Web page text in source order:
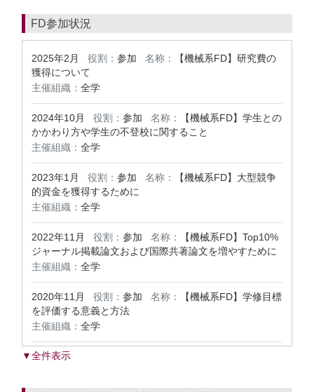
FD参加状況
2025年2月 役割： 参加 名称：
【機械系FD】研究費の
獲得について
主催組織： 全学
2024年10月 役割： 参加 名称：
【機械系FD】学生との
かかわり方や学生の不登校に関すること
主催組織： 全学
2023年1月 役割： 参加 名称：
【機械系FD】大型競争
的資金を獲得するために
主催組織： 全学
2022年11月 役割： 参加 名称：
【機械系FD】Top10%
ジャーナル掲載論文および国際共著論文を増やすために
主催組織： 全学
2020年11月 役割： 参加 名称：
【機械系FD】学修目標
を評価する意義と方法
主催組織： 全学
▼全件表示